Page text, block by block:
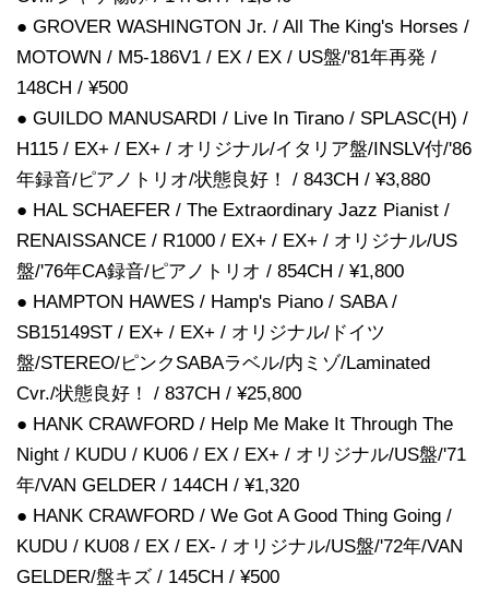
● GROVER WASHINGTON Jr. / All The King's Horses /
MOTOWN / M5-186V1 / EX / EX / US盤/'81年再発 /
148CH / ¥500
● GUILDO MANUSARDI / Live In Tirano / SPLASC(H) /
H115 / EX+ / EX+ / オリジナル/イタリア盤/INSLV付/'86
年録音/ピアノトリオ/状態良好！ / 843CH / ¥3,880
● HAL SCHAEFER / The Extraordinary Jazz Pianist /
RENAISSANCE / R1000 / EX+ / EX+ / オリジナル/US
盤/'76年CA録音/ピアノトリオ / 854CH / ¥1,800
● HAMPTON HAWES / Hamp's Piano / SABA /
SB15149ST / EX+ / EX+ / オリジナル/ドイツ
盤/STEREO/ピンクSABAラベル/内ミゾ/Laminated
Cvr./状態良好！ / 837CH / ¥25,800
● HANK CRAWFORD / Help Me Make It Through The
Night / KUDU / KU06 / EX / EX+ / オリジナル/US盤/'71
年/VAN GELDER / 144CH / ¥1,320
● HANK CRAWFORD / We Got A Good Thing Going /
KUDU / KU08 / EX / EX- / オリジナル/US盤/'72年/VAN
GELDER/盤キズ / 145CH / ¥500